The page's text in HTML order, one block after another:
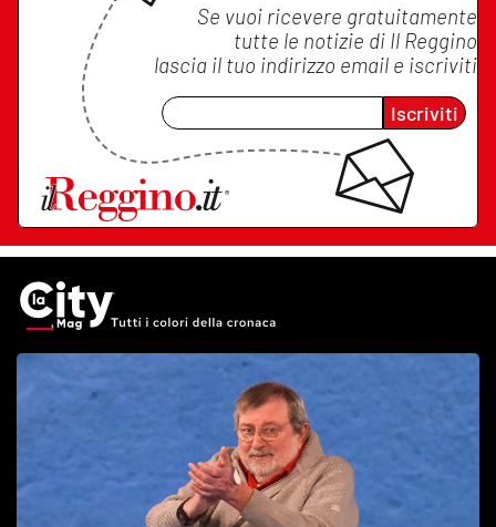
Se vuoi ricevere gratuitamente
tutte le notizie di Il Reggino
lascia il tuo indirizzo email e iscriviti
Iscriviti